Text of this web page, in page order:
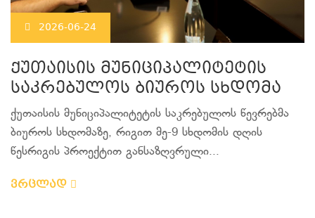
2026-06-24
ქუთაისის მუნიციპალიტეტის
საკრებულოს ბიუროს სხდომა
ქუთაისის მუნიციპალიტეტის საკრებულოს წევრებმა
ბიუროს სხდომაზე, რიგით მე-9 სხდომის დღის
წესრიგის პროექტით განსაზღვრული...
ვრცლად